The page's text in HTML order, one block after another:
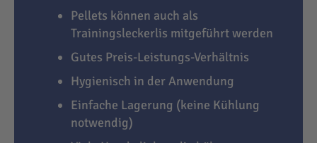
Pellets können auch als
Trainingsleckerlis mitgeführt werden
Gutes Preis-Leistungs-Verhältnis
Hygienisch in der Anwendung
Einfache Lagerung (keine Kühlung
notwendig)